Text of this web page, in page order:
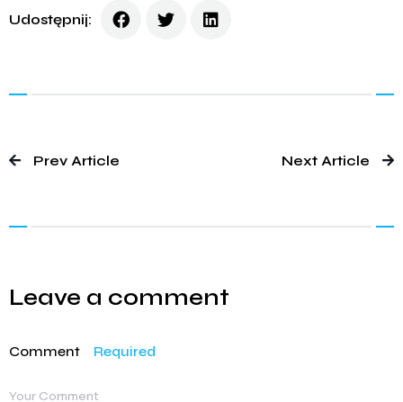
Udostępnij:
Prev Article Next Article
Leave a comment
Comment Required